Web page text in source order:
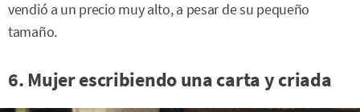
vendió a un precio muy alto, a pesar de su pequeño
tamaño.
6. Mujer escribiendo una carta y criada